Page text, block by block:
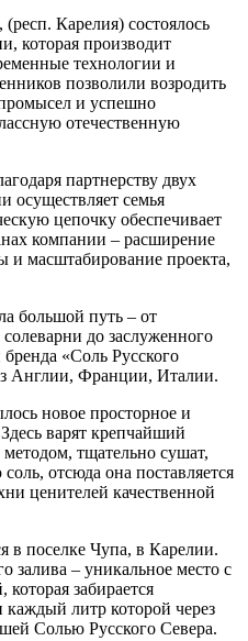
Карелия) состоялось
которая производит
технологии и
позволили возродить
и успешно
отечественную
партнерству двух
осуществляет семья
цепочку обеспечивает
компании – расширение
и масштабирование проекта,
большой путь – от
до заслуженного
«Соль Русского
Англии, Франции, Италии.
новое просторное и
варят крепчайший
тщательно сушат,
отсюда она поставляется
ценителей качественной
в поселке Чупа, в Карелии.
залива – уникальное место с
забирается
литр которой через
Солью Русского Севера.